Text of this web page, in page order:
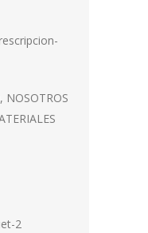
NOSOTROS